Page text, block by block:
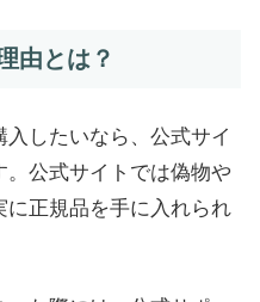
由とは？
したいなら、公式サイ
。公式サイトでは偽物や
正規品を手に入れられ